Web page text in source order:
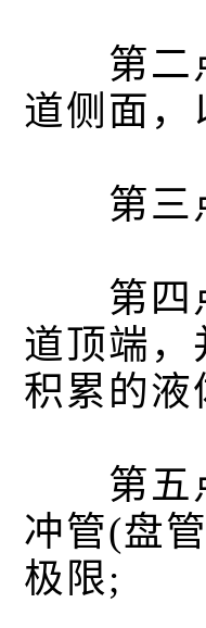
第二点
道侧面
第三点
第四点
道顶端，
积累的
第五点
冲管(盘
极限;